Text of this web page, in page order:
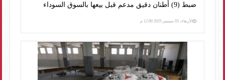
ضبط (9) أطنان دقيق مدعم قبل بيعها بالسوق السوداء
الأربعاء، 03 سبتمبر 2025 12:00 م